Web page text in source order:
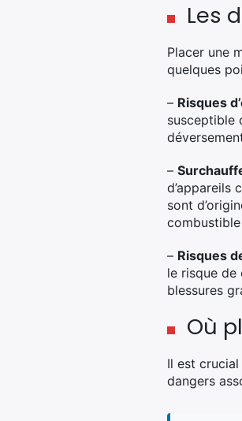
Les
Placer une
quelques
– Risques
susceptible
–
d’appareils
sont
– Risques
le risque de
blessures
Où
Il est
dangers